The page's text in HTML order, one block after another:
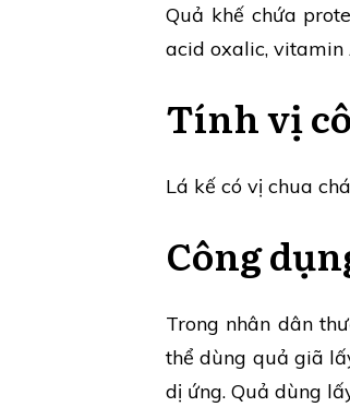
Quả khế chứa
acid oxalic, vitamin
Tính vị
Lá kế có vị chua
Công
Trong nhân dân
thể dùng quả giã
dị ứng. Quả dùng